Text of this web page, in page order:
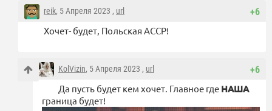
+6
reik, 5 Апреля 2023 , url
Хочет- будет, Польская АССР!
+6
KolVizin, 5 Апреля 2023 , url
Да пусть будет кем хочет. Главное где НАША
граница будет!